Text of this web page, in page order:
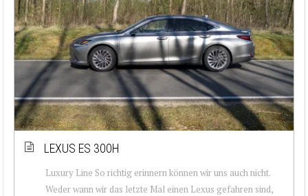
LEXUS ES 300H
Luxury Line So richtig erinnern können wir uns auch nicht.
Weder wann wir das letzte Mal einen Lexus gefahren sind,